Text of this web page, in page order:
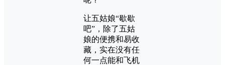
让五姑娘“歇歇
吧”，除了五姑
娘的便携和易收
藏，实在没有任
何一点能和飞机